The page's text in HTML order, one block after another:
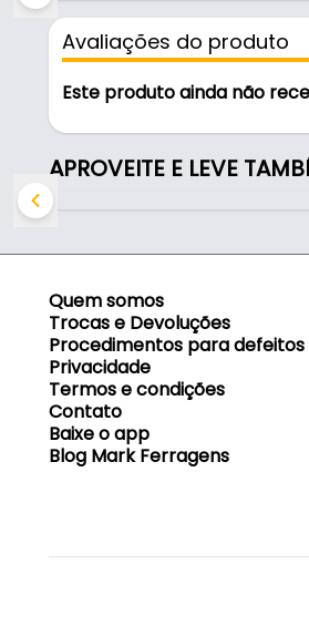
- Gramatura: 50
- Dimensões da lixa: 533X75
- Material de costado:
- Aplicação: Lixamento de
Indicado para:
Avaliações do produto
Este produto ainda não
APROVEITE E LEVE
Quem somos
Trocas e Devoluções
Procedimentos para defeitos
Privacidade
Termos e condições
Contato
Baixe o app
Blog Mark Ferragens